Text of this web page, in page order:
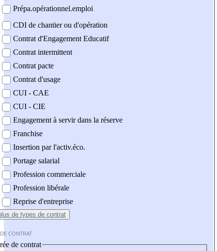
Prépa.opérationnel.emploi
CDI de chantier ou d'opération
Contrat d'Engagement Educatif
Contrat intermittent
Contrat pacte
Contrat d'usage
CUI - CAE
CUI - CIE
Engagement à servir dans la réserve
Franchise
Insertion par l'activ.éco.
Portage salarial
Profession commerciale
Profession libérale
Reprise d'entreprise
de types de contrat
CONTRAT
de contrat